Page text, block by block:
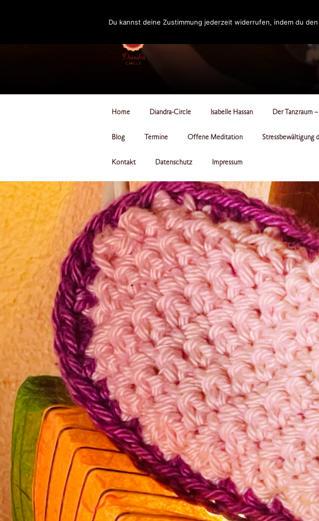
Home Diandra-Circle Isabelle Hassan Der Tanzraum
Blog Termine Offene Meditation Stressbewältigung
Kontakt Datenschutz Impressum
Du kannst deine Zustimmung jederzeit widerrufen, indem du